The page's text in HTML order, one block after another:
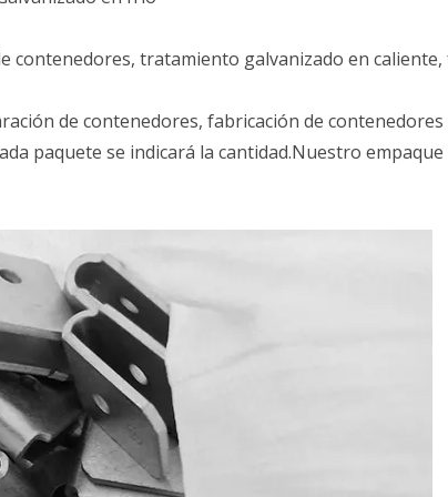
contenedores, tratamiento galvanizado en
de contenedores, fabricación de contenedores
paquete se indicará la cantidad.Nuestro empaque